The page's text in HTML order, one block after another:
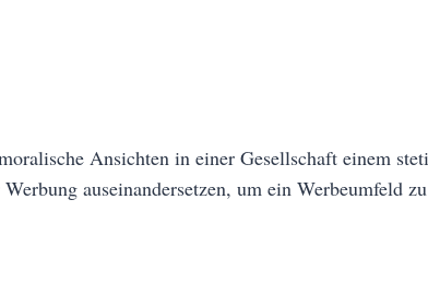
Ansichten in einer Gesellschaft einem
auseinandersetzen, um ein Werbeumfeld